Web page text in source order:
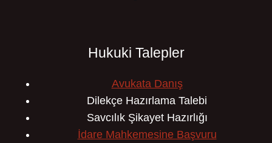
Hukuki Talepler
Avukata Danış
Dilekçe Hazırlama Talebi
Savcılık Şikayet Hazırlığı
İdare Mahkemesine Başvuru